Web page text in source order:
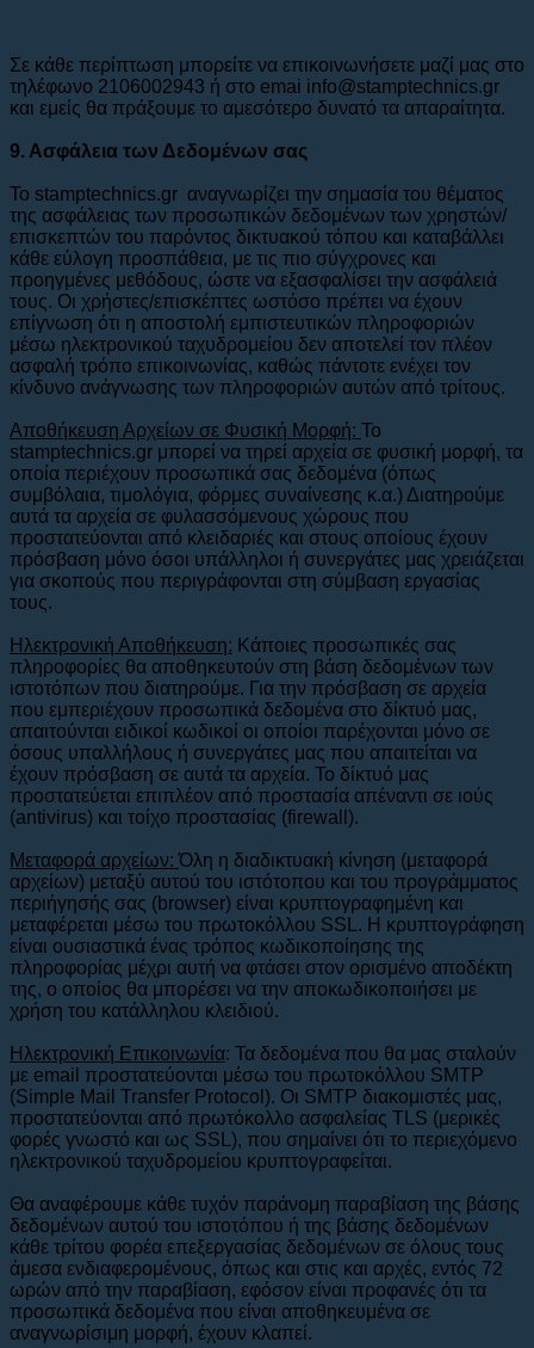
Σε κάθε περίπτωση μπορείτε να επικοινωνήσετε μαζί μας στο
τηλέφωνο 2106002943 ή στο emai info@stamptechnics.gr
και εμείς θα πράξουμε το αμεσότερο δυνατό τα απαραίτητα.
9. Ασφάλεια των Δεδομένων σας
Το stamptechnics.gr αναγνωρίζει την σημασία του θέματος
της ασφάλειας των προσωπικών δεδομένων των χρηστών/
επισκεπτών του παρόντος δικτυακού τόπου και καταβάλλει
κάθε εύλογη προσπάθεια, με τις πιο σύγχρονες και
προηγμένες μεθόδους, ώστε να εξασφαλίσει την ασφάλειά
τους. Οι χρήστες/επισκέπτες ωστόσο πρέπει να έχουν
επίγνωση ότι η αποστολή εμπιστευτικών πληροφοριών
μέσω ηλεκτρονικού ταχυδρομείου δεν αποτελεί τον πλέον
ασφαλή τρόπο επικοινωνίας, καθώς πάντοτε ενέχει τον
κίνδυνο ανάγνωσης των πληροφοριών αυτών από τρίτους.
Αποθήκευση Αρχείων σε Φυσική Μορφή: To
stamptechnics.gr μπορεί να τηρεί αρχεία σε φυσική μορφή, τα
οποία περιέχουν προσωπικά σας δεδομένα (όπως
συμβόλαια, τιμολόγια, φόρμες συναίνεσης κ.α.) Διατηρούμε
αυτά τα αρχεία σε φυλασσόμενους χώρους που
προστατεύονται από κλειδαριές και στους οποίους έχουν
πρόσβαση μόνο όσοι υπάλληλοι ή συνεργάτες μας χρειάζεται
για σκοπούς που περιγράφονται στη σύμβαση εργασίας
τους.
Ηλεκτρονική Αποθήκευση: Κάποιες προσωπικές σας
πληροφορίες θα αποθηκευτούν στη βάση δεδομένων των
ιστοτόπων που διατηρούμε. Για την πρόσβαση σε αρχεία
που εμπεριέχουν προσωπικά δεδομένα στο δίκτυό μας,
απαιτούνται ειδικοί κωδικοί οι οποίοι παρέχονται μόνο σε
όσους υπαλλήλους ή συνεργάτες μας που απαιτείται να
έχουν πρόσβαση σε αυτά τα αρχεία. Το δίκτυό μας
προστατεύεται επιπλέον από προστασία απέναντι σε ιούς
(antivirus) και τοίχο προστασίας (firewall).
Μεταφορά αρχείων:Όλη η διαδικτυακή κίνηση (μεταφορά
αρχείων) μεταξύ αυτού του ιστότοπου και του προγράμματος
περιήγησής σας (browser) είναι κρυπτογραφημένη και
μεταφέρεται μέσω του πρωτοκόλλου SSL. Η κρυπτογράφηση
είναι ουσιαστικά ένας τρόπος κωδικοποίησης της
πληροφορίας μέχρι αυτή να φτάσει στον ορισμένο αποδέκτη
της, ο οποίος θα μπορέσει να την αποκωδικοποιήσει με
χρήση του κατάλληλου κλειδιού.
Ηλεκτρονική Επικοινωνία: Τα δεδομένα που θα μας σταλούν
με email προστατεύονται μέσω του πρωτοκόλλου SMTP
(Simple Mail Transfer Protocol). Οι SMTP διακομιστές μας,
προστατεύονται από πρωτόκολλο ασφαλείας TLS (μερικές
φορές γνωστό και ως SSL), που σημαίνει ότι το περιεχόμενο
ηλεκτρονικού ταχυδρομείου κρυπτογραφείται.
Θα αναφέρουμε κάθε τυχόν παράνομη παραβίαση της βάσης
δεδομένων αυτού του ιστοτόπου ή της βάσης δεδομένων
κάθε τρίτου φορέα επεξεργασίας δεδομένων σε όλους τους
άμεσα ενδιαφερομένους, όπως και στις και αρχές, εντός 72
ωρών από την παραβίαση, εφόσον είναι προφανές ότι τα
προσωπικά δεδομένα που είναι αποθηκευμένα σε
αναγνωρίσιμη μορφή, έχουν κλαπεί.